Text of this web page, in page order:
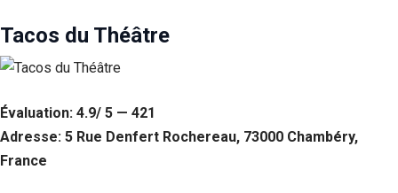
Tacos du Théâtre
Évaluation: 4.9/ 5 — 421
Adresse: 5 Rue Denfert Rochereau, 73000 Chambéry,
France